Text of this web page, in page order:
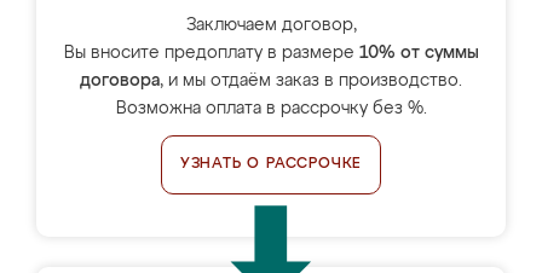
Заключаем договор,
Вы вносите предоплату в размере 10% от суммы
договора, и мы отдаём заказ в производство.
Возможна оплата в рассрочку без %.
УЗНАТЬ О РАССРОЧКЕ